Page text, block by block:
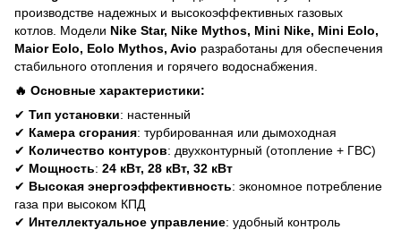
производстве надежных и высокоэффективных газовых
котлов. Модели Nike Star, Nike Mythos, Mini Nike, Mini Eolo,
Maior Eolo, Eolo Mythos, Avio разработаны для обеспечения
стабильного отопления и горячего водоснабжения.
🔥 Основные характеристики:
✔ Тип установки: настенный
✔ Камера сгорания: турбированная или дымоходная
✔ Количество контуров: двухконтурный (отопление + ГВС)
✔ Мощность: 24 кВт, 28 кВт, 32 кВт
✔ Высокая энергоэффективность: экономное потребление
газа при высоком КПД
✔ Интеллектуальное управление: удобный контроль